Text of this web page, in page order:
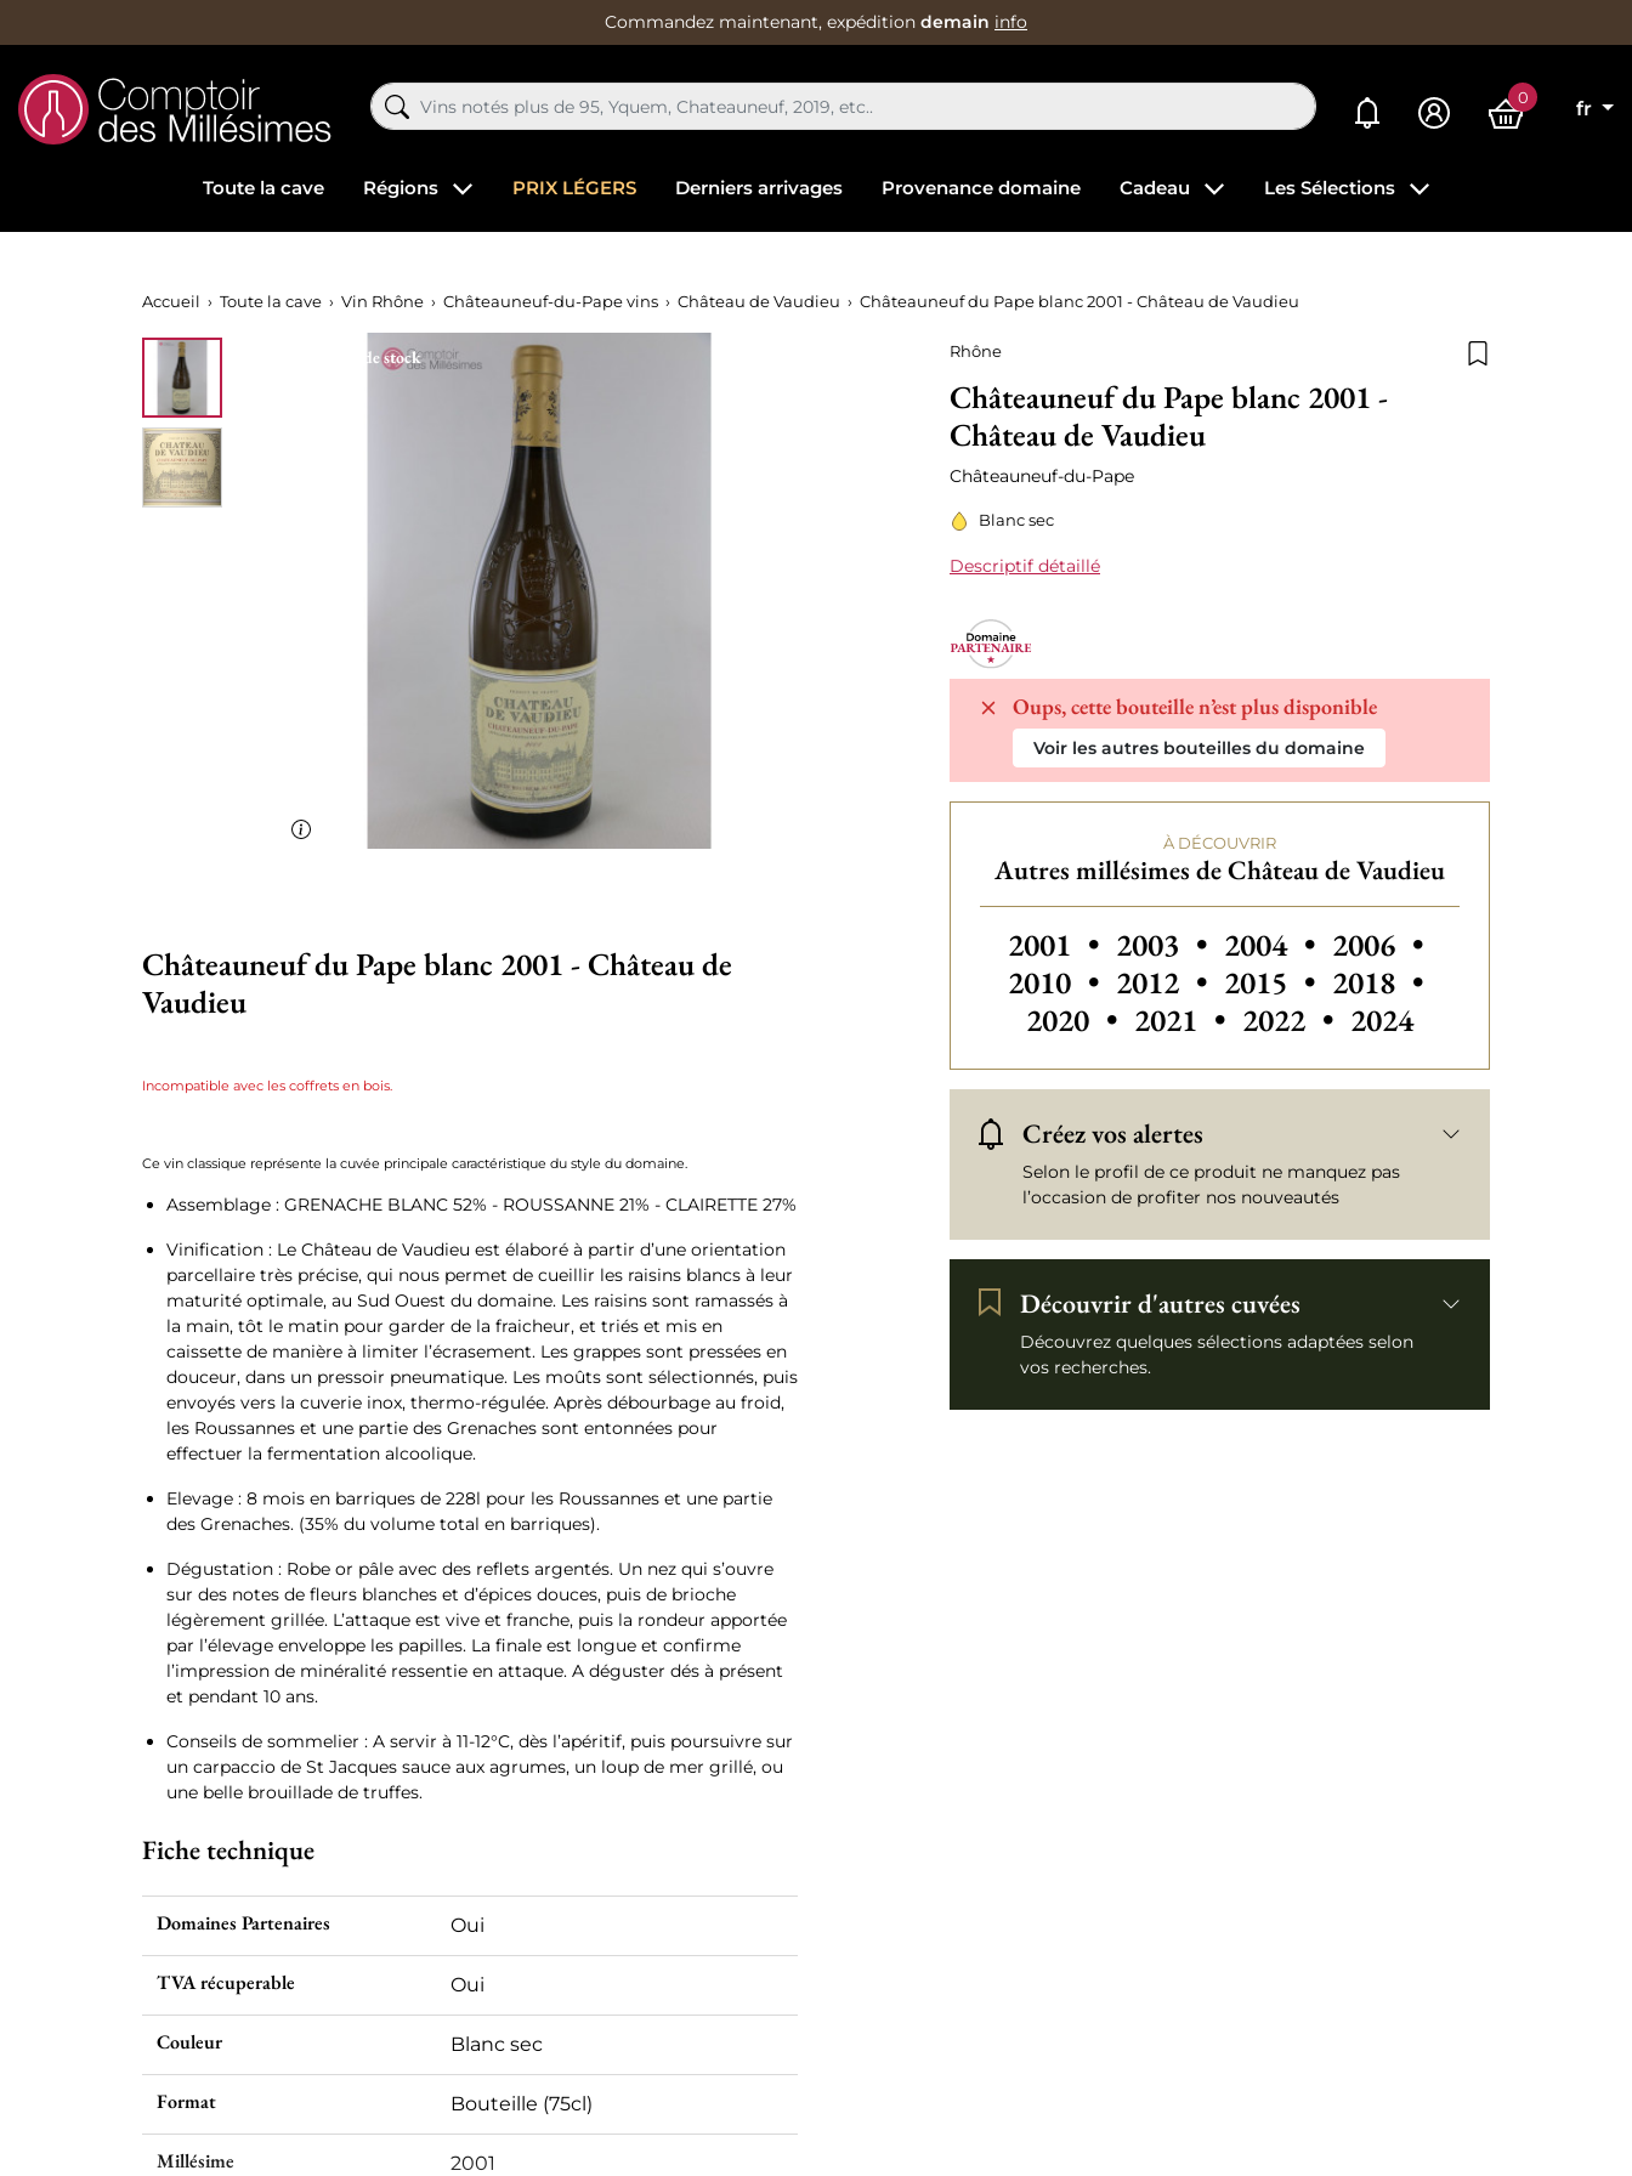
Commandez maintenant, expédition demain info
Mes alertes 0
fr
Toute la cave Régions PRIX LÉGERS Derniers arrivages Provenance domaine Cadeau Les Sélections
Accueil Toute la cave Vin Rhône Châteauneuf-du-Pape vins Château de Vaudieu Châteauneuf du Pape blanc 2001 - Château de Vaudieu
Rhône
Châteauneuf du Pape blanc 2001 -
Château de Vaudieu
Châteauneuf-du-Pape
Blanc sec
Descriptif détaillé
Oups, cette bouteille n’est plus disponible
Voir les autres bouteilles du domaine
À DÉCOUVRIR
Autres millésimes de Château de Vaudieu
Autres millésimes de Château de Vaudieu
2001 • 2003 • Autres millésimes de Château
2004 • Autres millésimes de
2006 •
2010 • Autres millésimes de Château de
2012 • 2015 • Autres millésimes de
2018 •
2020 • 2021 • 2022 • Autres millésimes de
2024
Créez vos alertes
Selon le profil de ce produit ne manquez pas
l’occasion de profiter nos nouveautés
Découvrir d'autres cuvées
Découvrez quelques sélections adaptées selon
vos recherches.
Rupture de stock
Châteauneuf du Pape blanc 2001 - Château de
Vaudieu
Incompatible avec les coffrets en bois.
Ce vin classique représente la cuvée principale caractéristique du style du domaine.
Assemblage : GRENACHE BLANC 52% - ROUSSANNE 21% - CLAIRETTE 27%
Vinification : Le Château de Vaudieu est élaboré à partir d’une orientation
parcellaire très précise, qui nous permet de cueillir les raisins blancs à leur
maturité optimale, au Sud Ouest du domaine. Les raisins sont ramassés à
la main, tôt le matin pour garder de la fraicheur, et triés et mis en
caissette de manière à limiter l’écrasement. Les grappes sont pressées en
douceur, dans un pressoir pneumatique. Les moûts sont sélectionnés, puis
envoyés vers la cuverie inox, thermo-régulée. Après débourbage au froid,
les Roussannes et une partie des Grenaches sont entonnées pour
effectuer la fermentation alcoolique.
Elevage : 8 mois en barriques de 228l pour les Roussannes et une partie
des Grenaches. (35% du volume total en barriques).
Dégustation : Robe or pâle avec des reflets argentés. Un nez qui s’ouvre
sur des notes de fleurs blanches et d’épices douces, puis de brioche
légèrement grillée. L’attaque est vive et franche, puis la rondeur apportée
par l’élevage enveloppe les papilles. La finale est longue et confirme
l’impression de minéralité ressentie en attaque. A déguster dés à présent
et pendant 10 ans.
Conseils de sommelier : A servir à 11-12°C, dès l’apéritif, puis poursuivre sur
un carpaccio de St Jacques sauce aux agrumes, un loup de mer grillé, ou
une belle brouillade de truffes.
Fiche technique
Domaines Partenaires Oui
TVA récuperable Oui
Couleur Blanc sec
Format Bouteille (75cl)
Millésime 2001